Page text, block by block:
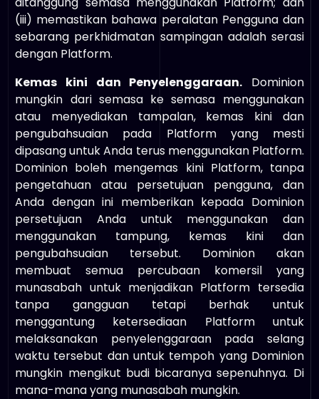
(iii) memastikan bahawa peralatan Pengguna dan
sebarang perkhidmatan sampingan adalah serasi
dengan Platform.
Kemas kini dan Penyelenggaraan. Dominion
mungkin dari semasa ke semasa menggunakan
atau menyediakan tampalan, kemas kini dan
pengubahsuaian pada Platform yang mesti
dipasang untuk Anda terus menggunakan Platform.
Dominion boleh mengemas kini Platform, tanpa
pengetahuan atau persetujuan pengguna, dan
Anda dengan ini memberikan kepada Dominion
persetujuan Anda untuk menggunakan dan
menggunakan tampung, kemas kini dan
pengubahsuaian tersebut. Dominion akan
membuat semua percubaan komersil yang
munasabah untuk menjadikan Platform tersedia
tanpa gangguan tetapi berhak untuk
menggantung ketersediaan Platform untuk
melaksanakan penyelenggaraan pada selang
waktu tersebut dan untuk tempoh yang Dominion
mungkin mengikut budi bicaranya sepenuhnya. Di
mana-mana yang munasabah mungkin.